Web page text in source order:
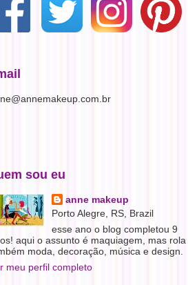
sou eu
anne makeup
Porto Alegre, RS, Brazil
esse ano o blog completou 9
aqui o assunto é maquiagem, mas rola
moda, decoração, música e design.
meu perfil completo